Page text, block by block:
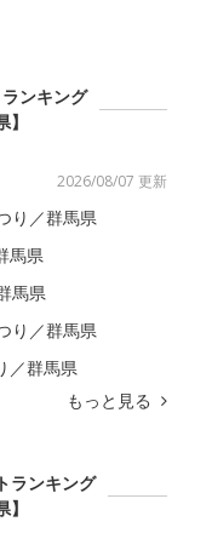
ンキング
】
2026/08/07 更新
り／群馬県
馬県
馬県
り／群馬県
／群馬県
もっと見る
ランキング
】